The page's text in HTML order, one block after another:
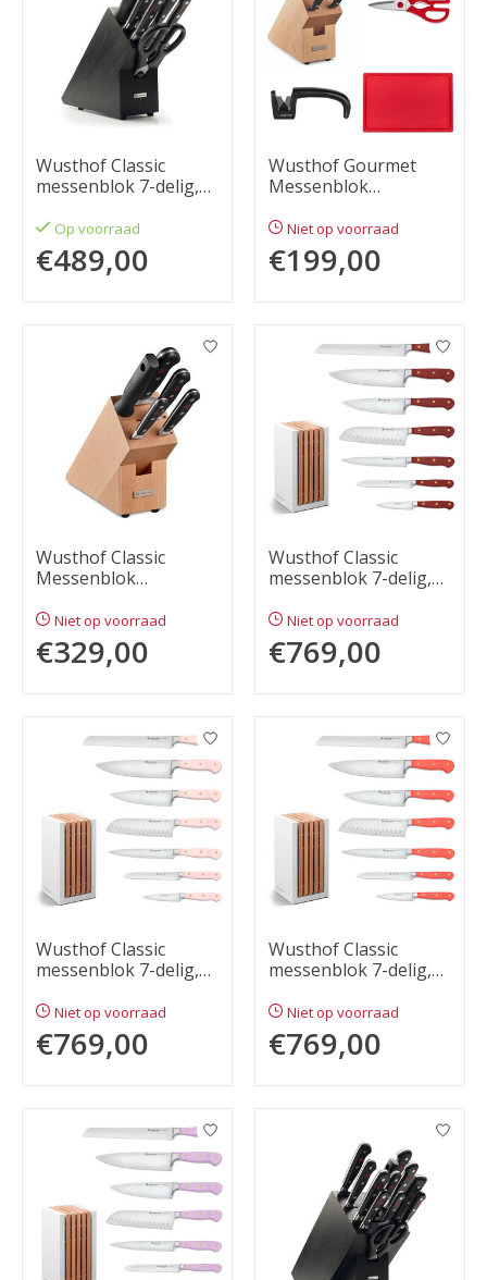
Wusthof Classic
messenblok 7-delig,
Op voorraad
€489,00
Wusthof Gourmet
Messenblok
Niet op voorraad
€199,00
Wusthof Classic
Messenblok
Niet op voorraad
€329,00
Wusthof Classic
messenblok 7-delig,
Niet op voorraad
€769,00
Wusthof Classic
messenblok 7-delig,
Niet op voorraad
€769,00
Wusthof Classic
messenblok 7-delig,
Niet op voorraad
€769,00